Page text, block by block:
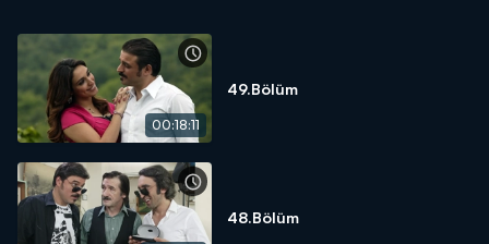
00:18:11
49.Bölüm
48.Bölüm